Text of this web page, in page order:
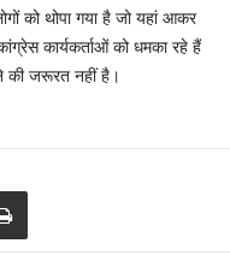
को थोपा गया है जो यहां आकर
कार्यकर्ताओं को धमका रहे हैं
की जरूरत नहीं है।